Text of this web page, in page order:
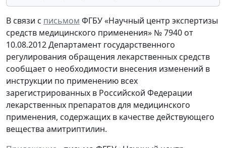
В связи с письмом ФГБУ «Научный центр экспертизы
средств медицинского применения» № 7940 от
10.08.2012 Департамент государственного
регулирования обращения лекарственных средств
сообщает о необходимости внесения изменений в
инструкции по применению всех
зарегистрированных в Российской Федерации
лекарственных препаратов для медицинского
применения, содержащих в качестве действующего
вещества амитриптилин.